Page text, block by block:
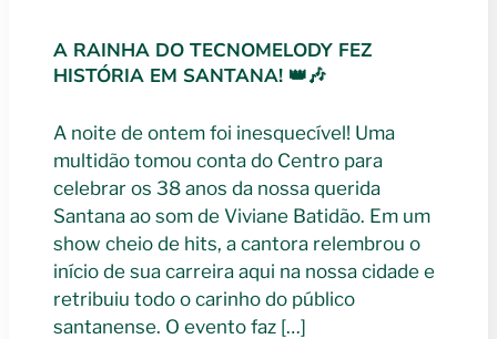
A RAINHA DO TECNOMELODY FEZ
HISTÓRIA EM SANTANA! 👑🎶
A noite de ontem foi inesquecível! Uma
multidão tomou conta do Centro para
celebrar os 38 anos da nossa querida
Santana ao som de Viviane Batidão. Em um
show cheio de hits, a cantora relembrou o
início de sua carreira aqui na nossa cidade e
retribuiu todo o carinho do público
santanense. O evento faz […]